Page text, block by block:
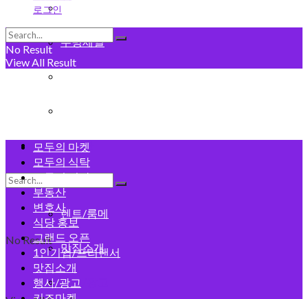
무빙세일
모두의 게시판
렌트/룸메
맛집소개
행사/광고
로그인
No Result
View All Result
No Result
모두의 마켓
모두의 식탁
모두의 건강
부동산
변호사
식당 홍보
그랜드 오픈
1인기업/프리랜서
맛집소개
행사/광고